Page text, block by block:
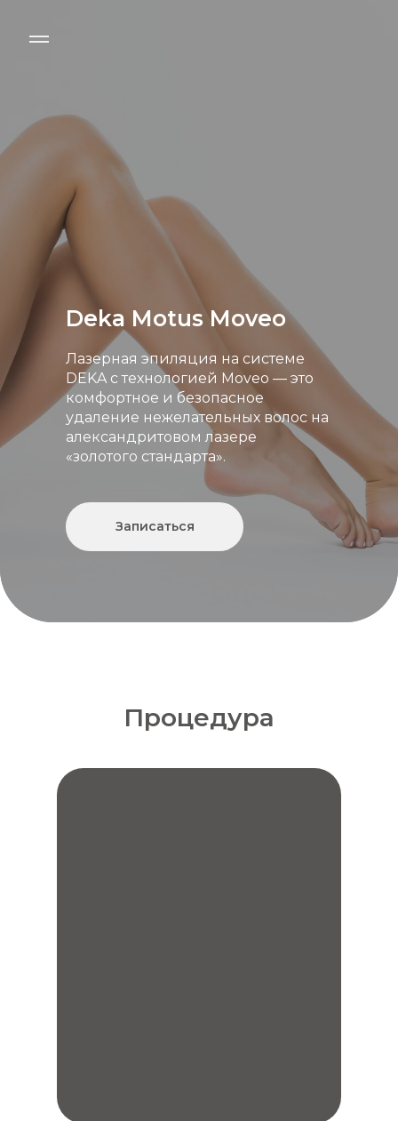
Deka Motus Moveo
Лазерная эпиляция на системе
DEKA с технологией Moveo — это
комфортное и безопасное
удаление нежелательных волос на
александритовом лазере
«золотого стандарта».
Записаться
Процедура